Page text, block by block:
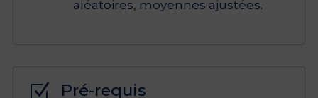
aléatoires, moyennes ajustées.
Z Pré-requis